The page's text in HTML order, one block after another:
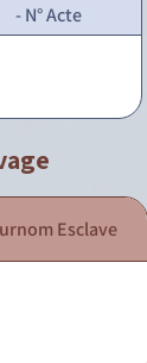
- N° Acte
Esclave